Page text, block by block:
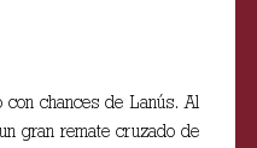
con chances de Lanús. Al
gran remate cruzado de